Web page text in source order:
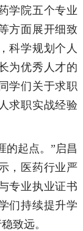
学院五个专业
方面展开细致
科学规划个人
为优秀人才的
学们关于求职
求职实战经验
的起点。”启昌
，医药行业严
专业执业证书
们持续提升学
致远。